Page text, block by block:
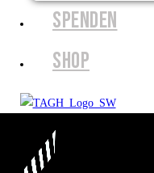
SPENDEN
SHOP